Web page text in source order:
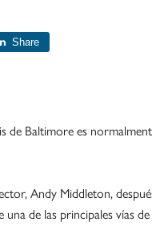
Share
de Baltimore es
Andy Middleton,
de las principales vías